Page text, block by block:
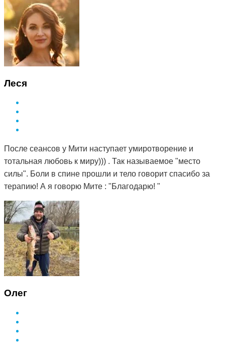
Леся
После сеансов у Мити наступает умиротворение и
тотальная любовь к миру))) . Так называемое "место
силы". Боли в спине прошли и тело говорит спасибо за
терапию! А я говорю Мите : "Благодарю! "
Олег